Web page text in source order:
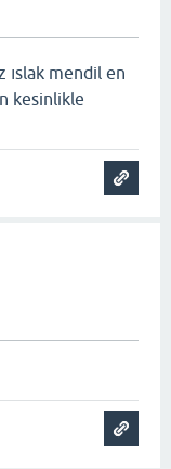
ıslak mendil en
kesinlikle